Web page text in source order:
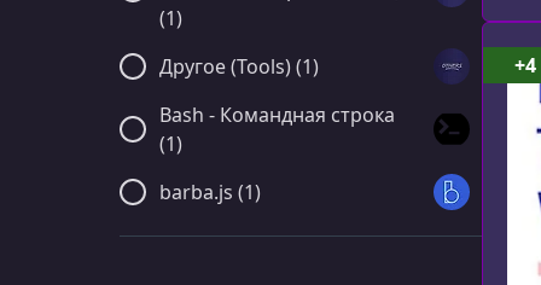
(1)
Другое (Tools) (1)
Bash - Командная строка
(1)
barba.js (1)
+4